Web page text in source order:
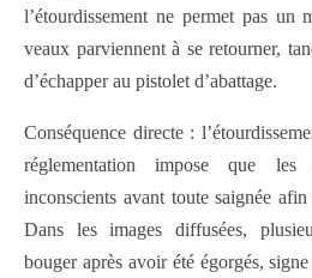
l’étourdissement ne permet pas un
veaux parviennent à se retourner,
d’échapper au pistolet d’abattage.
Conséquence directe :
réglementation impose que les
inconscients avant toute saignée
Dans les images diffusées,
bouger après avoir été égorgés,